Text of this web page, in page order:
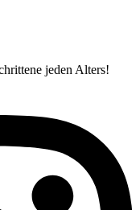
jeden Alters!